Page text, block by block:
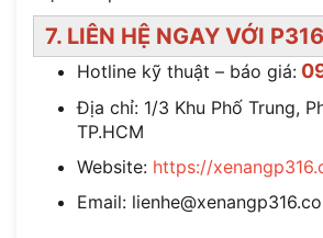
7. LIÊN HỆ NGAY VỚI P316
Hotline kỹ thuật – báo giá:
Địa chỉ: 1/3 Khu Phố Trung,
TP.HCM
Website: https://
Email: